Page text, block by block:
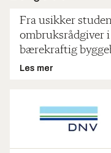
Fra usikker
ombruksrådgiver i
bærekraftig
Les mer